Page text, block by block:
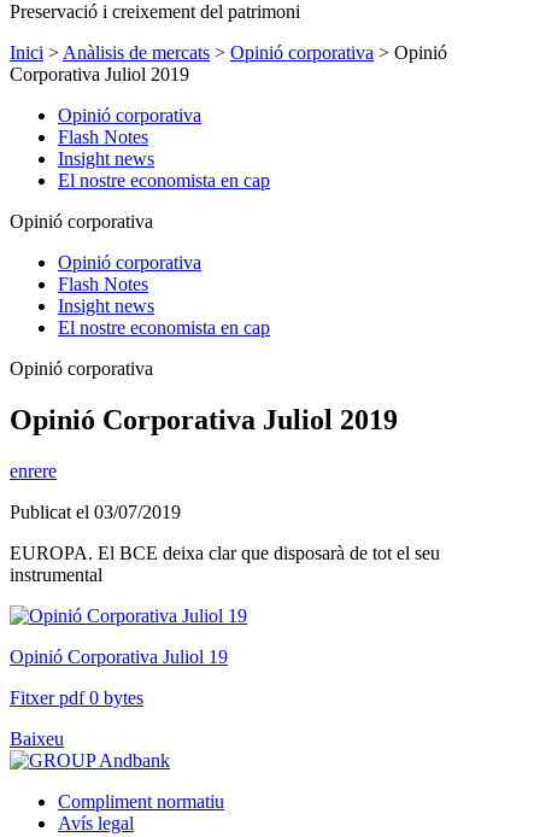
Preservació i creixement del patrimoni
Inici > Anàlisis de mercats > Opinió corporativa > Opinió
Corporativa Juliol 2019
Opinió corporativa
Flash Notes
Insight news
El nostre economista en cap
Opinió corporativa
Opinió corporativa
Flash Notes
Insight news
El nostre economista en cap
Opinió corporativa
Opinió Corporativa Juliol 2019
enrere
Publicat el 03/07/2019
EUROPA. El BCE deixa clar que disposarà de tot el seu
instrumental
Opinió Corporativa Juliol 19
Fitxer pdf 0 bytes
Baixeu
Compliment normatiu
Avís legal